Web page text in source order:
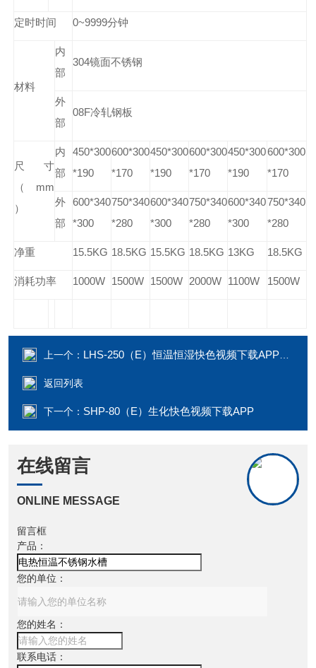
定时时间 0~9999分钟
材料
内
部
304镜面不锈钢
外
部
08F冷轧钢板
尺寸
（mm
）
内
部
450*300
*190
600*300
*170
450*300
*190
600*300
*170
450*300
*190
600*300
*170
外
部
600*340
*300
750*340
*280
600*340
*300
750*340
*280
600*340
*300
750*340
*280
净重 15.5KG 18.5KG 15.5KG 18.5KG 13KG 18.5KG
消耗功率 1000W 1500W 1500W 2000W 1100W 1500W
上一个： LHS-250（E）恒温恒湿快色视频下载APP的价格
返回列表
下一个： SHP-80（E）生化快色视频下载APP
在线留言
ONLINE MESSAGE
留言框
产品：
您的单位：
您的姓名：
联系电话：